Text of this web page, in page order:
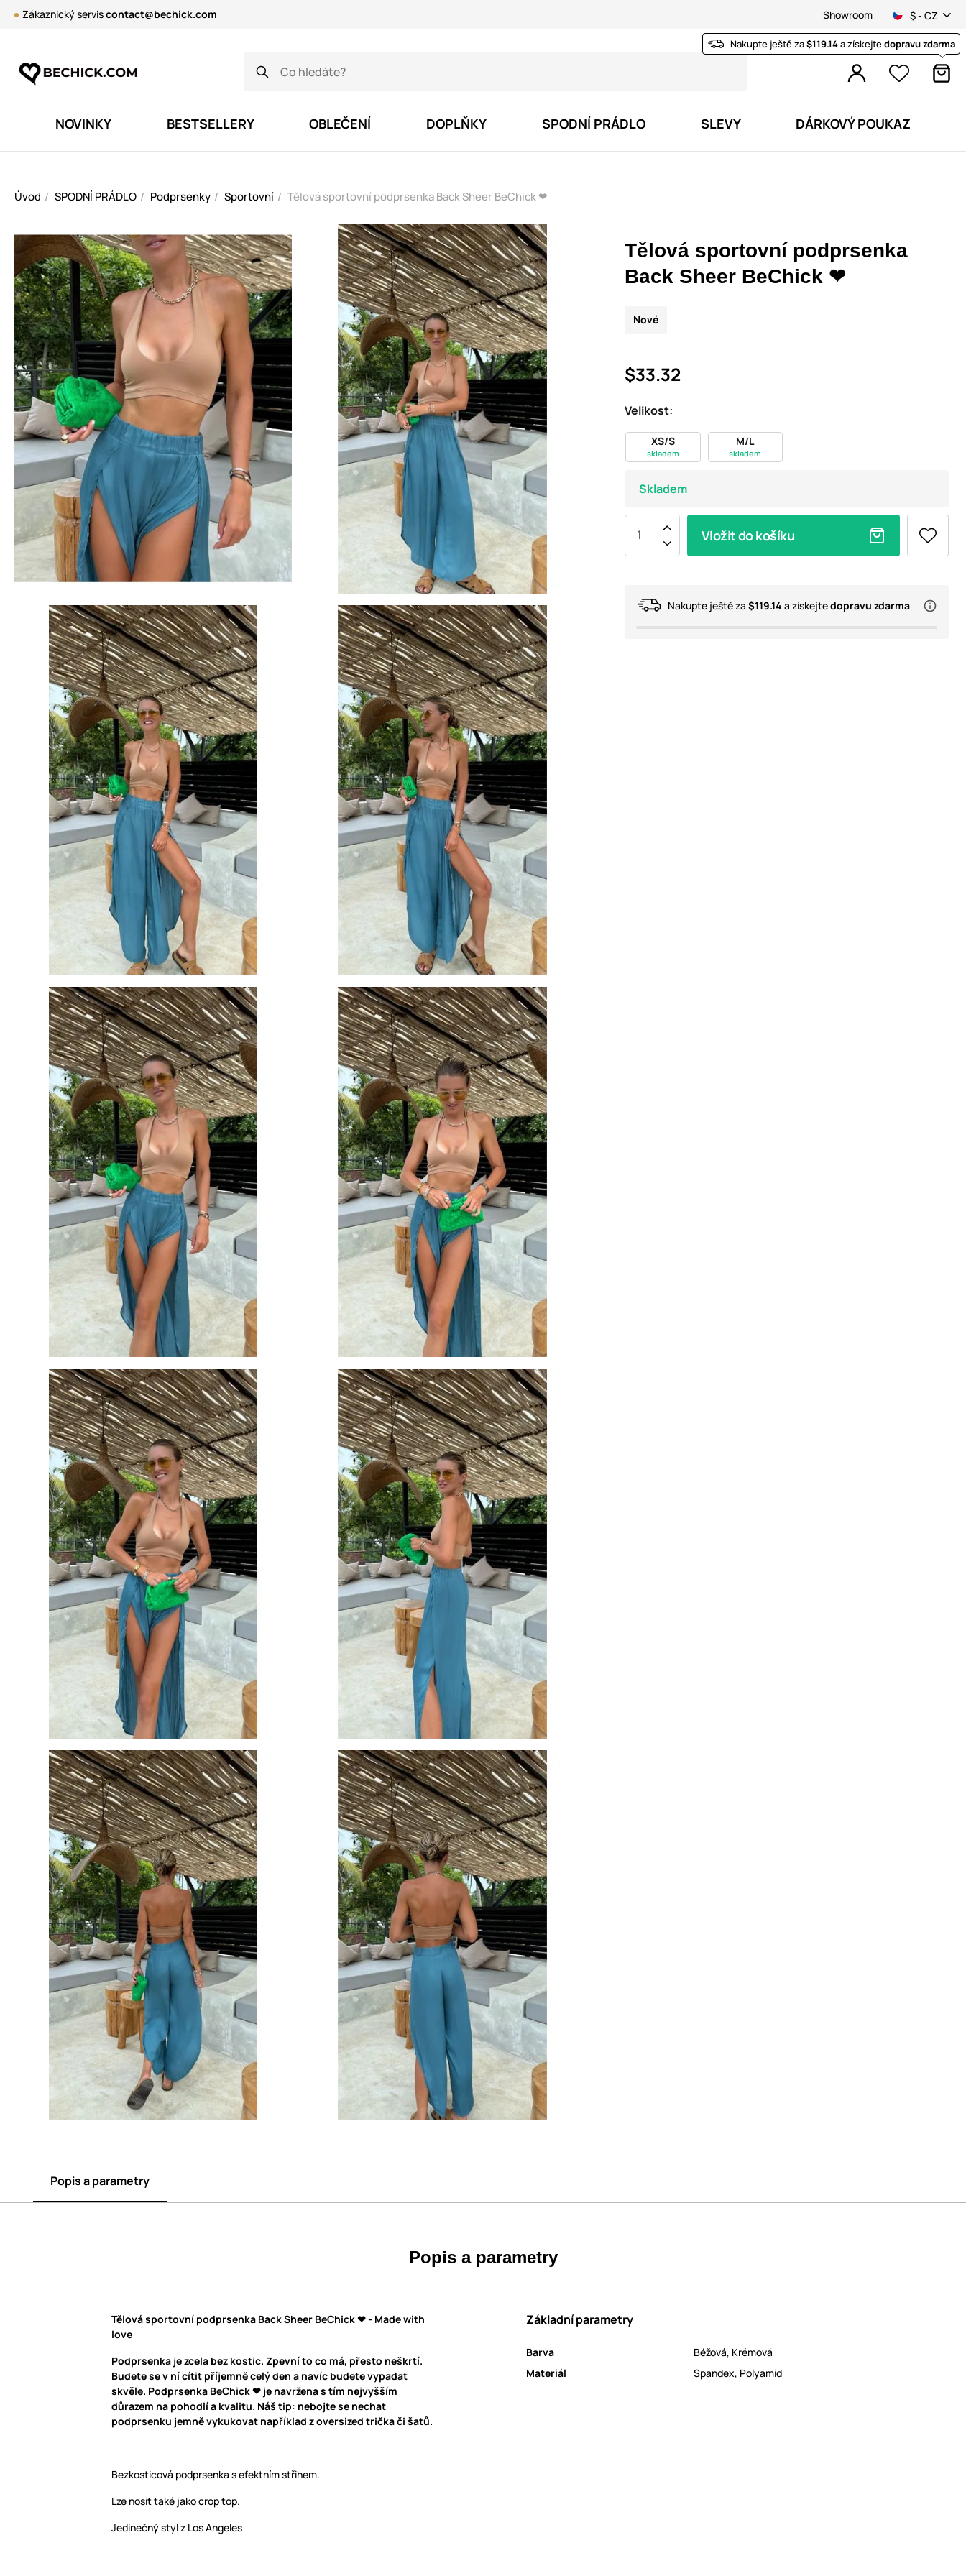
Zákaznický serviscontact@bechick.com Showroom $ - CZ
Nakupte ještě za$119.14a získejtedopravu zdarma
NOVINKY BESTSELLERY OBLEČENÍ DOPLŇKY SPODNÍ PRÁDLO SLEVY DÁRKOVÝ POUKAZ
Úvod SPODNÍ PRÁDLO Podprsenky Sportovní Tělová sportovní podprsenka Back Sheer BeChick ❤
Tělová sportovní podprsenka
Back Sheer BeChick ❤
$33.32
Nové
Velikost:
XS/S
skladem
M/L
skladem
Skladem
Vložit do košíku
Nakupte ještě za $119.14 a získejtedopravu zdarma
Popis a parametry
Popis a parametry
Tělová sportovní podprsenka Back Sheer BeChick ❤ - Made with
love
Podprsenka je zcela bez kostic. Zpevní to co má, přesto neškrtí.
Budete se v ní cítit příjemně celý den a navíc budete vypadat
skvěle. Podprsenka BeChick ❤ je navržena s tím nejvyšším
důrazem na pohodlí a kvalitu. Náš tip: nebojte se nechat
podprsenku jemně vykukovat například z oversized trička či šatů.
Bezkosticová podprsenka s efektním střihem.
Lze nosit také jako crop top.
Jedinečný styl z Los Angeles
Základní parametry
Barva Béžová, Krémová
Materiál
Spandex, Polyamid